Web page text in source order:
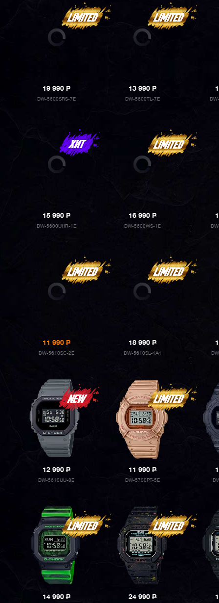
19 990P
DW-5600SRS-7E
13 990P
DW-5600TL-7E
15 990P
DW-5600UHR-1E
16 990P
DW-5600WS-1E
11 990P
DW-5610SC-2E
18 990P
DW-5610SL-4A4
12 990P
DW-5610UU-8E
11 990P
DW-5700PT-5E
14 990P 24 990P